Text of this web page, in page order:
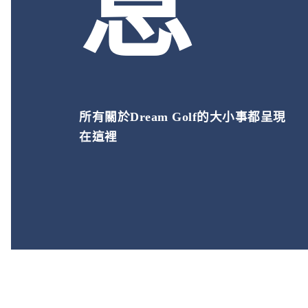
所有關於Dream Golf的大小事都呈現
在這裡